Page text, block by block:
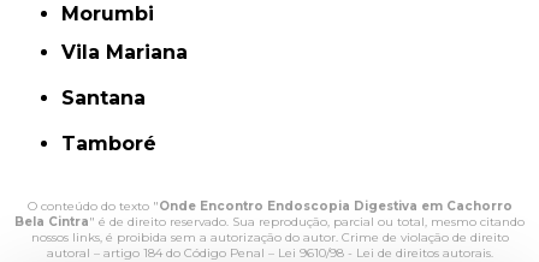
Morumbi
Vila Mariana
Santana
Tamboré
O conteúdo do texto "Onde Encontro Endoscopia Digestiva em Cachorro
Bela Cintra" é de direito reservado. Sua reprodução, parcial ou total, mesmo citando
nossos links, é proibida sem a autorização do autor. Crime de violação de direito
autoral – artigo 184 do Código Penal – Lei 9610/98 - Lei de direitos autorais.